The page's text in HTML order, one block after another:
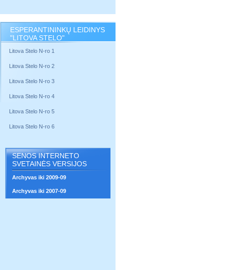
ESPERANTININKŲ LEIDINYS
"LITOVA STELO"
Litova Stelo N-ro 1
Litova Stelo N-ro 2
Litova Stelo N-ro 3
Litova Stelo N-ro 4
Litova Stelo N-ro 5
Litova Stelo N-ro 6
SENOS INTERNETO
SVETAINĖS VERSIJOS
Archyvas iki 2009-09
Archyvas iki 2007-09